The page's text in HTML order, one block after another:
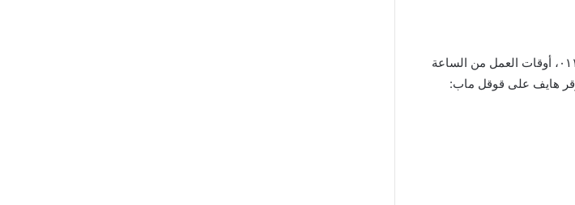
الفرع الأول: يقع المقهى على طريق أنس بن مالك، حي الملقا. رقم الهاتف ٠١١٢٧٤٤٤٤٩، أوقات العمل من الساعة